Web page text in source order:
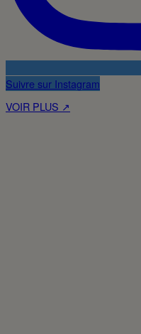
Suivre sur Instagram
VOIR PLUS ↗